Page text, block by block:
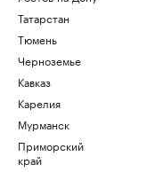
Татарстан
Тюмень
Черноземье
Кавказ
Карелия
Мурманск
Приморский
край